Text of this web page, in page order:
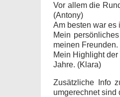
Vor allem die
(Antony)
Am besten war es
Mein
meinen Freunden.
Mein Highlight
Jahre. (Klara)
Zusätzliche Info
umgerechnet sind